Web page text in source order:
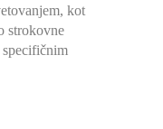
kot
strokovne